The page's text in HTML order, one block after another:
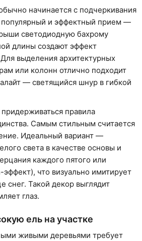
начинается с подчеркивания
и эффектный прием —
светодиодную бахрому
длины создают эффект
выделения архитектурных
или колонн отлично подходит
— светящийся шнур в гибкой
правила
Самым стильным считается
Идеальный вариант —
света в качестве основы и
каждого пятого или
эффект), что визуально имитирует
снег. Такой декор выглядит
глаз.
ель на участке
живыми деревьями требует